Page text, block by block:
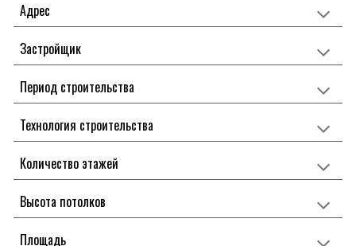
Адрес
Застройщик
Период строительства
Технология строительства
Количество этажей
Высота потолков
Площадь